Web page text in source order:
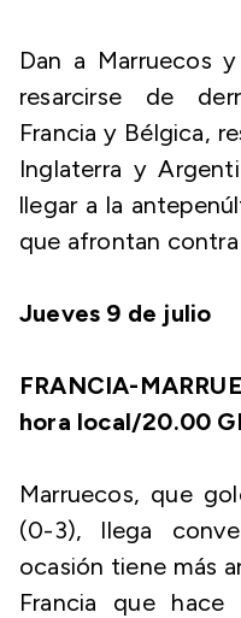
Dan a Marruecos
resarcirse de
Francia y Bélgica,
Inglaterra y
llegar a la
que afrontan
Jueves 9 de julio
FRANCIA-
hora local/20.00
Marruecos, que
(0-3), llega
ocasión tiene más
Francia que